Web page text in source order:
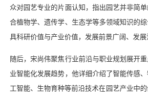
众对园艺专业的片面认知，指出园艺并非简
合植物学、遗传学、生态学等多领域知识的
具科研价值与产业价值，发展前景广阔、发展
随后，宋尚伟聚焦行业前沿与职业规划展开
业智能化发展趋势，他详细介绍了智能传感
工智能、生物育种等前沿技术在园艺产业中